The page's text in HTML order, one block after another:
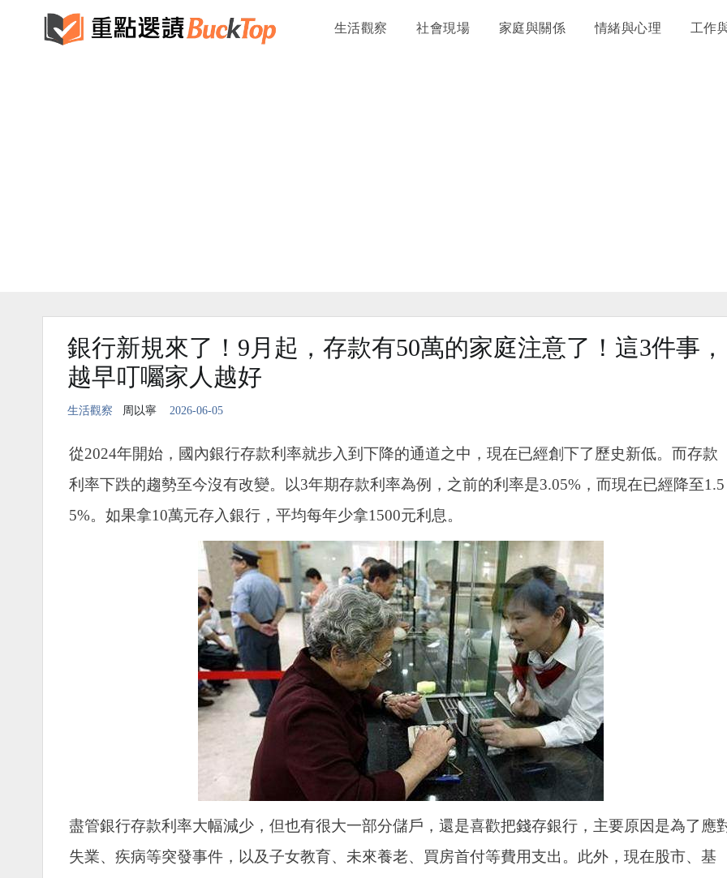
生活觀察 社會現場 家庭與關係 情緒與心理 工作
銀行新規來了！9月起，存款有50萬的家庭注意了！這3件事，
越早叮囑家人越好
生活觀察 周以寧 2026-06-05
從2024年開始，國內銀行存款利率就步入到下降的通道之中，現在已經創下了歷史新低。而存款
利率下跌的趨勢至今沒有改變。以3年期存款利率為例，之前的利率是3.05%，而現在已經降至1.5
5%。如果拿10萬元存入銀行，平均每年少拿1500元利息。
盡管銀行存款利率大幅減少，但也有很大一部分儲戶，還是喜歡把錢存銀行，主要原因是為了應
失業、疾病等突發事件，以及子女教育、未來養老、買房首付等費用支出。此外，現在股市、基